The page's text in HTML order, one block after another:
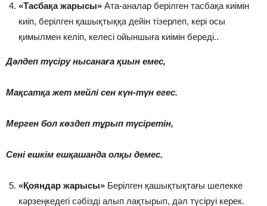
«Тасбақа жарысы» Ата-аналар берілген тасбақа киімін
киіп, берілген қашықтыққа дейін тізерлеп, кері осы
қимылмен келіп, келесі ойыншыға киімін береді..
Дәлдеп түсіру нысанаға қиын емес,
Мақсатқа жет мейлі сен күн-түн егес.
Мерген бол көздеп тұрып түсіретін,
Сені ешкім ешқашанда олқы демес.
«Қояндар жарысы» Берілген қашықтықтағы шелекке
кәрзеңкедегі сәбізді алып лақтырып, дәл түсіруі керек.